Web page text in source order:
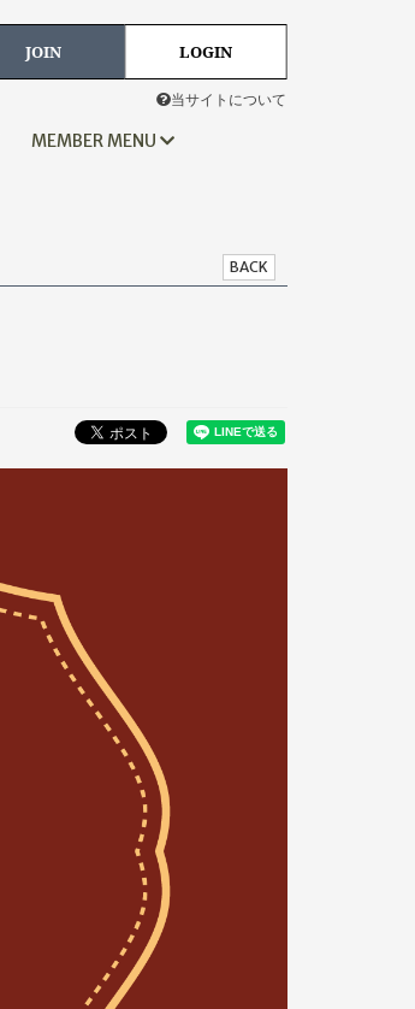
JOIN LOGIN
当サイトについて
MEMBER MENU
BACK